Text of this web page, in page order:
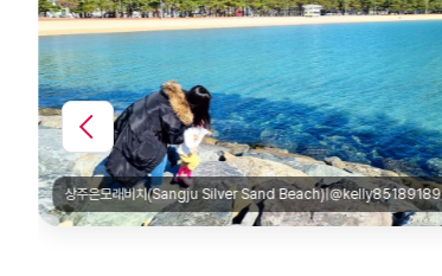
상주은모래비치(Sangju Silver Sand Beach)|@kelly85189189